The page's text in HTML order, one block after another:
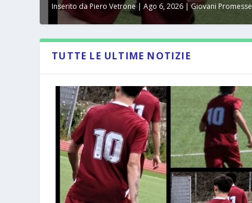
Inserito daPiero Vetrone|Ago 6, 2026 |Giovani Promesse
TUTTE LE ULTIME NOTIZIE